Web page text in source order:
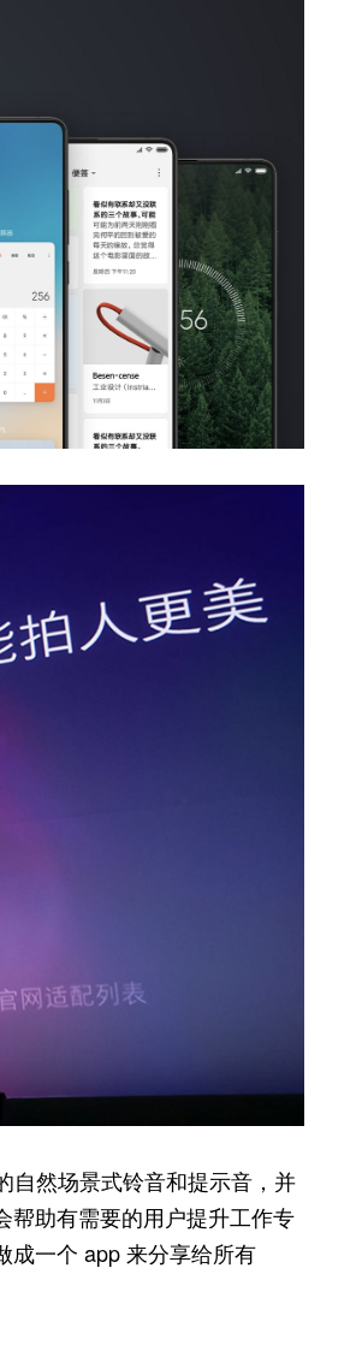
自然场景式铃音和提示音，并
帮助有需要的用户提升工作专
一个 app 来分享给所有